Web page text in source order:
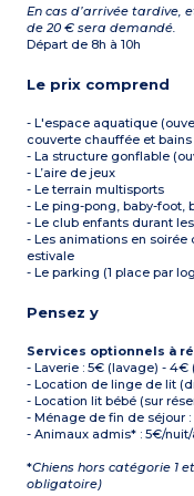
En cas d’arrivée tardive,
de 20 € sera demandé.
Départ de 8h à 10h
Le prix comprend
- L'espace aquatique
couverte chauffée et
- La structure gonflable
- L’aire de jeux
- Le terrain multisports
- Le ping-pong, baby-foot,
- Le club enfants durant
- Les animations en
estivale
- Le parking (1 place par
Pensez y
Services optionnels à
- Laverie : 5€ (lavage) - 4€
- Location de linge de lit
- Location lit bébé (sur
- Ménage de fin de séjour
- Animaux admis* : 5€/
*Chiens hors catégorie 1
obligatoire)